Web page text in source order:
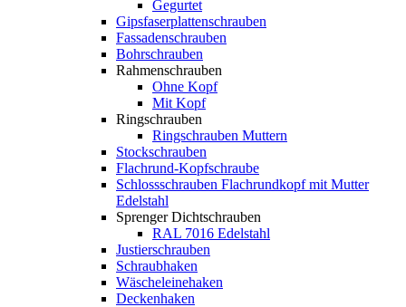
Gegurtet
Gipsfaserplattenschrauben
Fassadenschrauben
Bohrschrauben
Rahmenschrauben
Ohne Kopf
Mit Kopf
Ringschrauben
Ringschrauben Muttern
Stockschrauben
Flachrund-Kopfschraube
Schlossschrauben Flachrundkopf mit Mutter
Edelstahl
Sprenger Dichtschrauben
RAL 7016 Edelstahl
Justierschrauben
Schraubhaken
Wäscheleinehaken
Deckenhaken